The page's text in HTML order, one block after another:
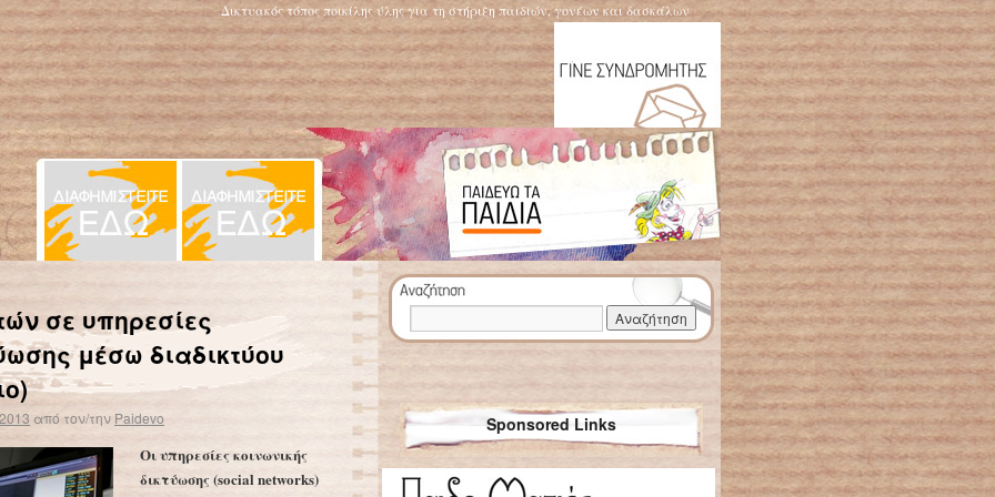
Δικτυακός τόπος ποικίλης ύλης για τη στήριξη παιδιών, γονέων και δασκάλων
σε υπηρεσίες
μέσω διαδικτύου
από τον/την Paidevo
Οι υπηρεσίες κοινωνικής
δικτύωσης (social networks)
Sponsored Links